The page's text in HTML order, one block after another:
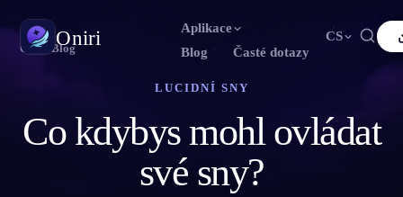
Oniri
Aplikace
Blog
Časté dotazy
CS
Français ES
Português DE Deutsch CS Čeština
TR Türkçe Italiano
한국어 ID Bahasa Indonesia
Zachyť své sny do detailu
Lucidní snění
Převezmi kontrolu nad svými sny
Oniri ›Blog
LUCIDNÍ SNY
Co kdybys mohl ovládat
své sny?